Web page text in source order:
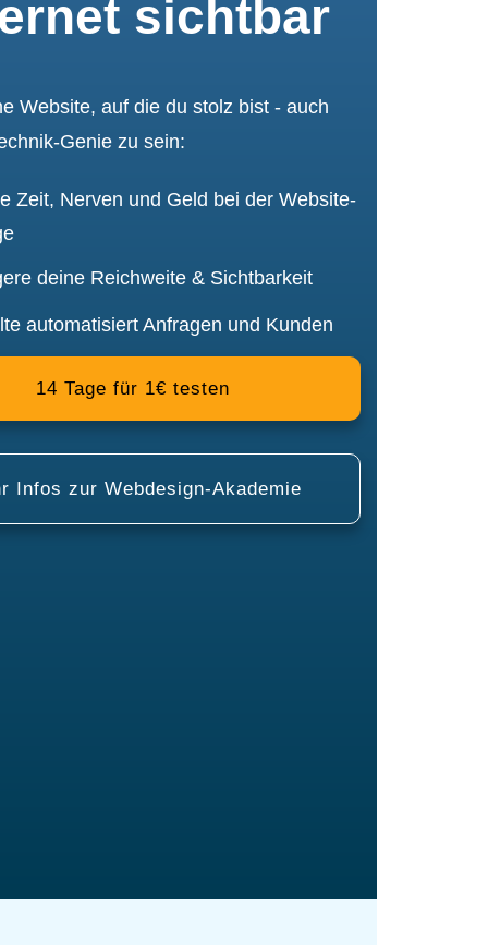
sichtbar
Website, auf die du stolz bist - auch
Genie zu sein:
Zeit, Nerven und Geld bei der Website-
deine Reichweite & Sichtbarkeit
automatisiert Anfragen und Kunden
14 Tage für 1€ testen
Infos zur Webdesign-Akademie